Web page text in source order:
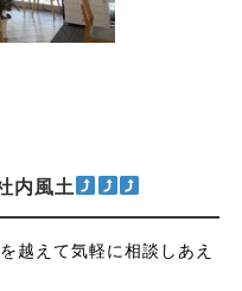
内風土
越えて気軽に相談しあえ